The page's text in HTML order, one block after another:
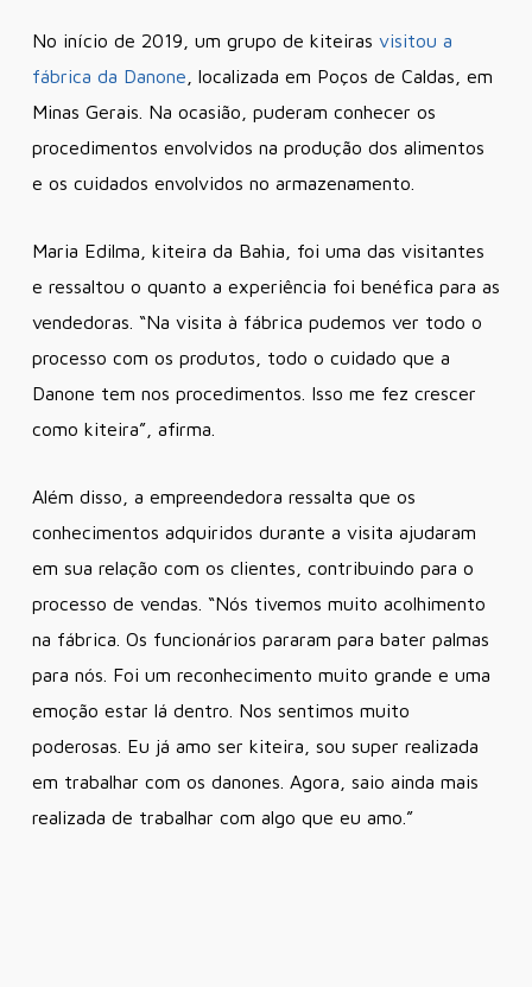
No início de 2019, um grupo de kiteiras visitou a
fábrica da Danone , localizada em Poços de Caldas, em
Minas Gerais. Na ocasião, puderam conhecer os
procedimentos envolvidos na produção dos alimentos
e os cuidados envolvidos no armazenamento.
Maria Edilma, kiteira da Bahia, foi uma das visitantes
e ressaltou o quanto a experiência foi benéfica para as
vendedoras. “Na visita à fábrica pudemos ver todo o
processo com os produtos, todo o cuidado que a
Danone tem nos procedimentos. Isso me fez crescer
como kiteira”, afirma.
Além disso, a empreendedora ressalta que os
conhecimentos adquiridos durante a visita ajudaram
em sua relação com os clientes, contribuindo para o
processo de vendas. “Nós tivemos muito acolhimento
na fábrica. Os funcionários pararam para bater palmas
para nós. Foi um reconhecimento muito grande e uma
emoção estar lá dentro. Nos sentimos muito
poderosas. Eu já amo ser kiteira, sou super realizada
em trabalhar com os danones. Agora, saio ainda mais
realizada de trabalhar com algo que eu amo.”